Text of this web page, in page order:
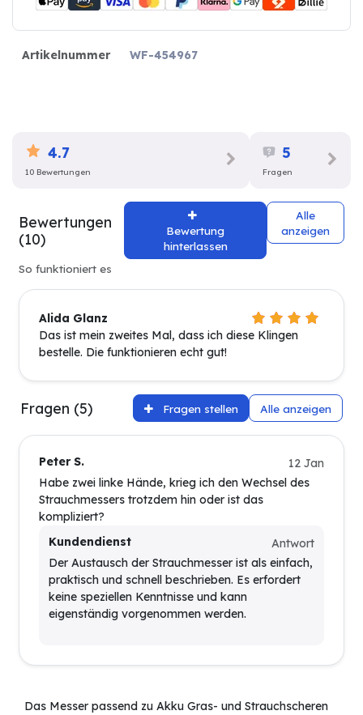
Artikelnummer WF-454967
4.7
10 Bewertungen
5
Fragen
Bewertungen
(10)
Bewertung
hinterlassen
Alle
anzeigen
So funktioniert es
Alida Glanz
Das ist mein zweites Mal, dass ich diese Klingen
bestelle. Die funktionieren echt gut!
Fragen (5) Fragen stellen Alle anzeigen
Peter S.
12 Jan
Habe zwei linke Hände, krieg ich den Wechsel des
Strauchmessers trotzdem hin oder ist das
kompliziert?
Kundendienst
Antwort
Der Austausch der Strauchmesser ist als einfach,
praktisch und schnell beschrieben. Es erfordert
keine speziellen Kenntnisse und kann
eigenständig vorgenommen werden.
Das Messer passend zu Akku Gras- und Strauchscheren